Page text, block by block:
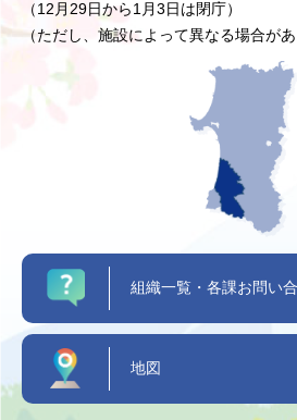
（12月29日から1月3日は閉庁）
（ただし、施設によって異なる場合があ
組織一覧・各課お問い
地図